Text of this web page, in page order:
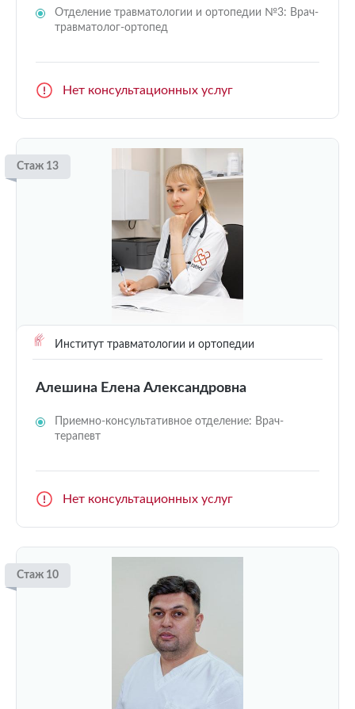
Отделение травматологии и ортопедии №3: Врач-
травматолог-ортопед
Нет консультационных услуг
Стаж 13
Институт травматологии и ортопедии
Алешина Елена Александровна
Приемно-консультативное отделение: Врач-
терапевт
Нет консультационных услуг
Стаж 10